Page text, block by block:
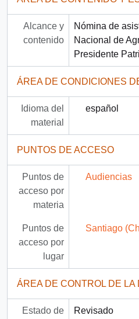
Alcance y
contenido
Nómina de
Nacional de
Presidente
ÁREA DE CONDICIONES
Idioma del
material
español
PUNTOS DE ACCESO
Puntos de
acceso por
materia
Audiencias
Puntos de
acceso por
lugar
Santiago
ÁREA DE CONTROL DE LA
Estado de
Revisado